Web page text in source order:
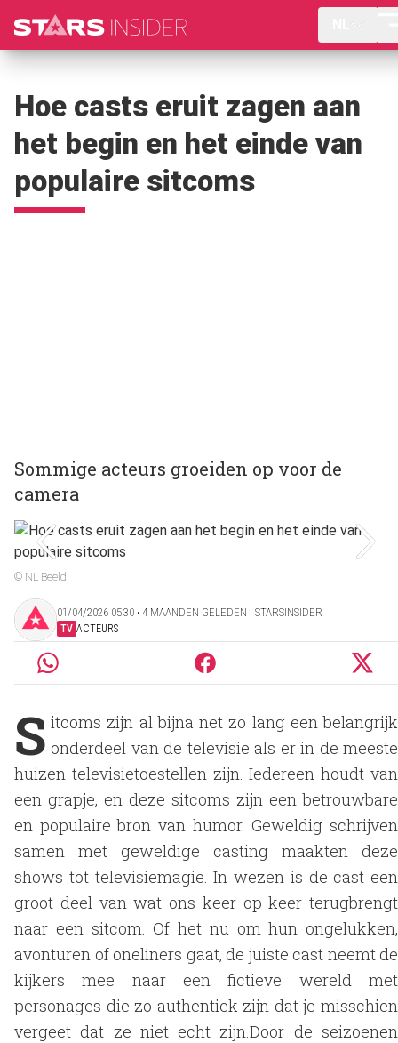
Hoe casts eruit zagen aan
het begin en het einde van
populaire sitcoms
Sommige acteurs groeiden op voor de
camera
© NL Beeld
01/04/2026 05:30 ‧ 4 MAANDEN GELEDEN | STARSINSIDER
TV ACTEURS
S itcoms zijn al bijna net zo lang een belangrijk
onderdeel van de televisie als er in de meeste
huizen televisietoestellen zijn. Iedereen houdt van
een grapje, en deze sitcoms zijn een betrouwbare
en populaire bron van humor. Geweldig schrijven
samen met geweldige casting maakten deze
shows tot televisiemagie. In wezen is de cast een
groot deel van wat ons keer op keer terugbrengt
naar een sitcom. Of het nu om hun ongelukken,
avonturen of oneliners gaat, de juiste cast neemt de
kijkers mee naar een fictieve wereld met
personages die zo authentiek zijn dat je misschien
vergeet dat ze niet echt zijn.Door de seizoenen